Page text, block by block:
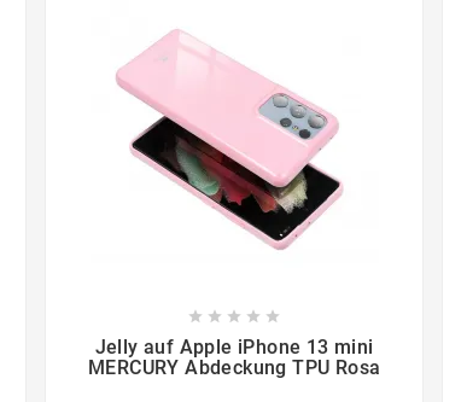
    
Jelly auf Apple iPhone 13 mini
MERCURY Abdeckung TPU Rosa